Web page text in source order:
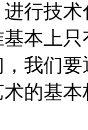
行技
本上
我们
的基本